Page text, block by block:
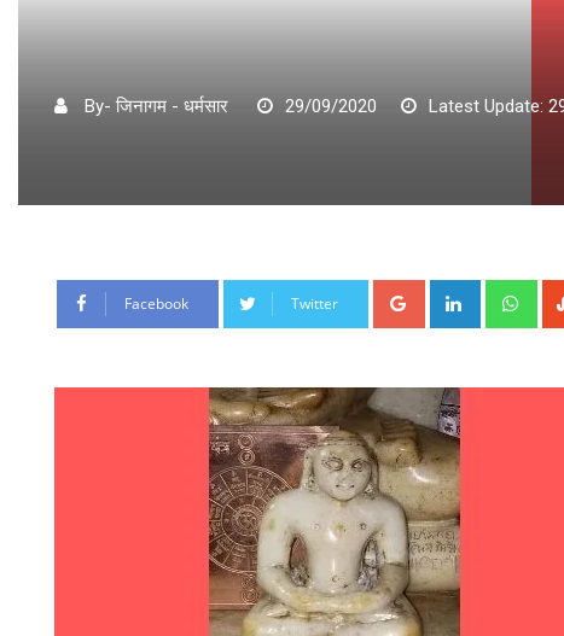
By- जिनागम - धर्मसार 29/09/2020 Latest Update:
Facebook Twitter Google+ LinkedIn